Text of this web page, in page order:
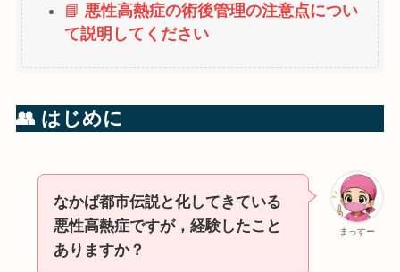
📘 悪性高熱症の術後管理の注意点につい
て説明してください
👥 はじめに
まっすー
なかば都市伝説と化してきている
悪性高熱症ですが，経験したこと
ありますか？